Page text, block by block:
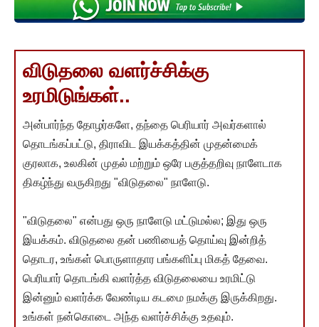
விடுதலை வளர்ச்சிக்கு
உரமிடுங்கள்..
அன்பார்ந்த தோழர்களே, தந்தை பெரியார் அவர்களால்
தொடங்கப்பட்டு, திராவிட இயக்கத்தின் முதன்மைக்
குரலாக, உலகின் முதல் மற்றும் ஒரே பகுத்தறிவு நாளேடாக
திகழ்ந்து வருகிறது "விடுதலை" நாளேடு.
"விடுதலை" என்பது ஒரு நாளேடு மட்டுமல்ல; இது ஒரு
இயக்கம். விடுதலை தன் பணியைத் தொய்வு இன்றித்
தொடர, உங்கள் பொருளாதார பங்களிப்பு மிகத் தேவை.
பெரியார் தொடங்கி வளர்த்த விடுதலையை உரமிட்டு
இன்னும் வளர்க்க வேண்டிய கடமை நமக்கு இருக்கிறது.
உங்கள் நன்கொடை அந்த வளர்ச்சிக்கு உதவும்.